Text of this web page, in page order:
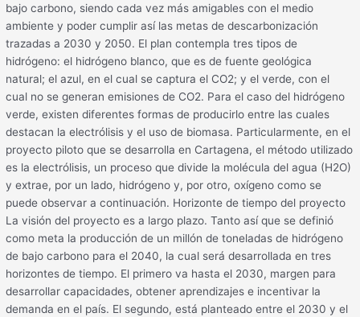
bajo carbono, siendo cada vez más amigables con el medio
ambiente y poder cumplir así las metas de descarbonización
trazadas a 2030 y 2050. El plan contempla tres tipos de
hidrógeno: el hidrógeno blanco, que es de fuente geológica
natural; el azul, en el cual se captura el CO2; y el verde, con el
cual no se generan emisiones de CO2. Para el caso del hidrógeno
verde, existen diferentes formas de producirlo entre las cuales
destacan la electrólisis y el uso de biomasa. Particularmente, en el
proyecto piloto que se desarrolla en Cartagena, el método utilizado
es la electrólisis, un proceso que divide la molécula del agua (H2O)
y extrae, por un lado, hidrógeno y, por otro, oxígeno como se
puede observar a continuación. Horizonte de tiempo del proyecto
La visión del proyecto es a largo plazo. Tanto así que se definió
como meta la producción de un millón de toneladas de hidrógeno
de bajo carbono para el 2040, la cual será desarrollada en tres
horizontes de tiempo. El primero va hasta el 2030, margen para
desarrollar capacidades, obtener aprendizajes e incentivar la
demanda en el país. El segundo, está planteado entre el 2030 y el